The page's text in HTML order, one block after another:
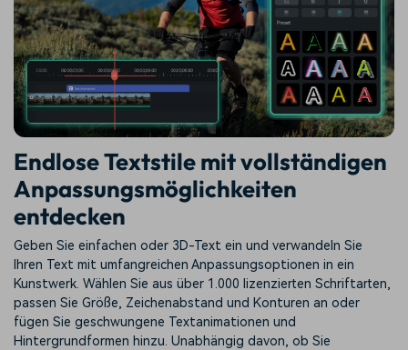
Endlose Textstile mit vollständigen
Anpassungsmöglichkeiten
entdecken
Geben Sie einfachen oder 3D-Text ein und verwandeln Sie
Ihren Text mit umfangreichen Anpassungsoptionen in ein
Kunstwerk. Wählen Sie aus über 1.000 lizenzierten Schriftarten,
passen Sie Größe, Zeichenabstand und Konturen an oder
fügen Sie geschwungene Textanimationen und
Hintergrundformen hinzu. Unabhängig davon, ob Sie